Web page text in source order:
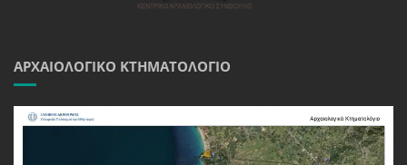
ΑΡΧΑΙΟΛΟΓΙΚΌ ΚΤΗΜΑΤΟΛΌΓΙΟ